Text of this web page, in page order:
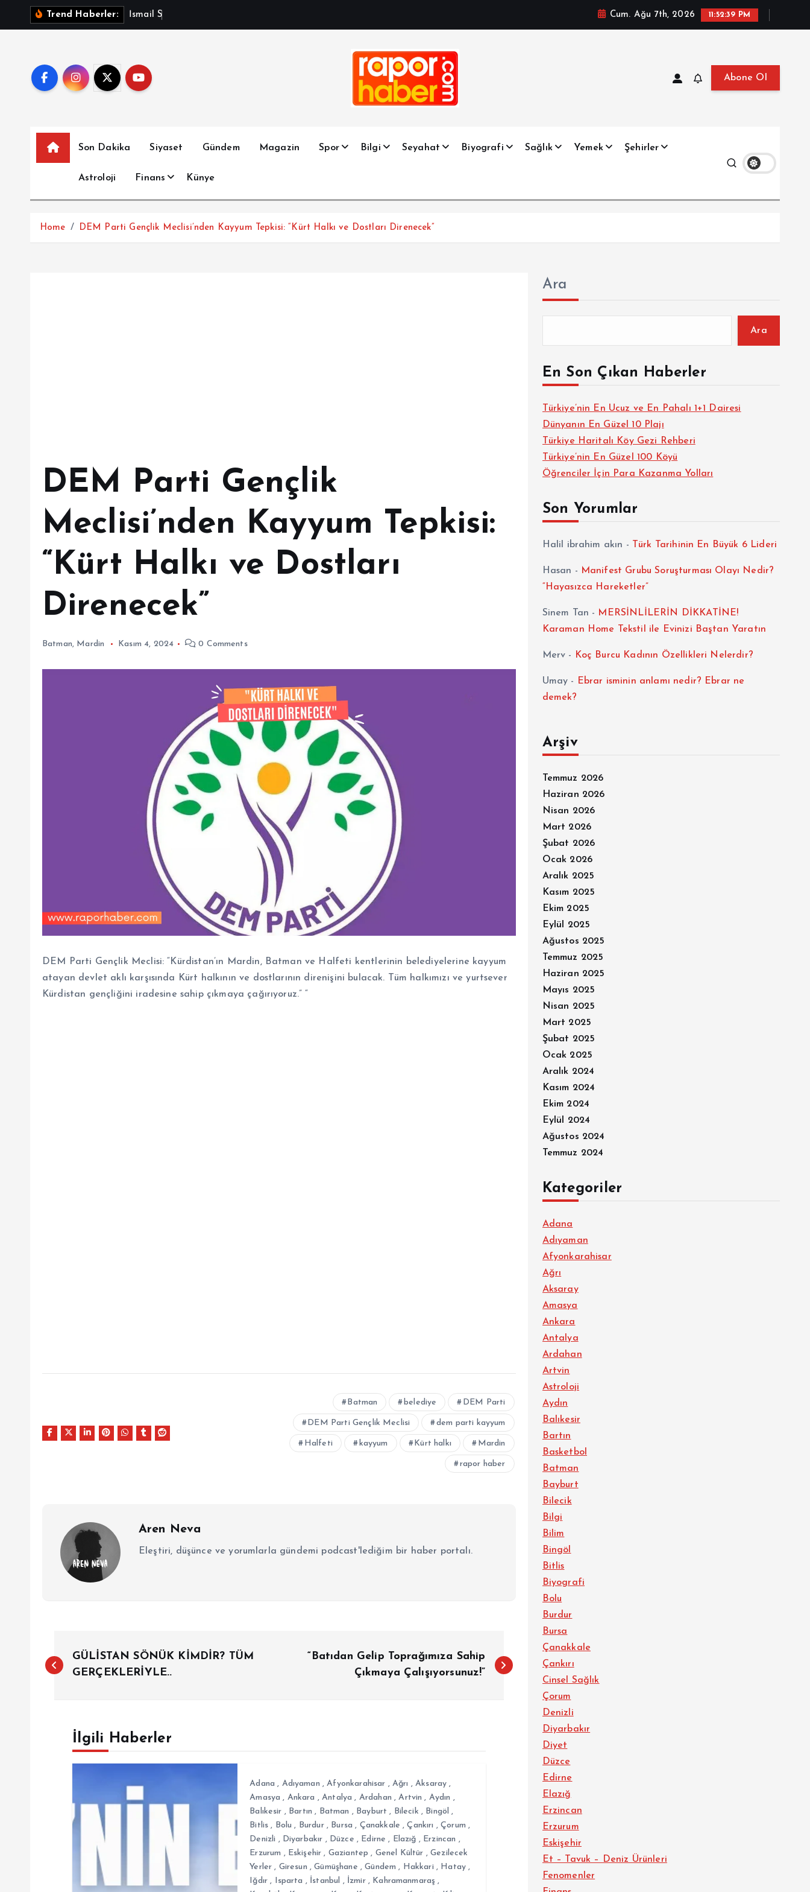
Trend Haberler: sma i S Cum. Ağu 7th, 2026 11:52:40 PM
Abone Ol
Son Dakika Siyaset Gündem Magazin Spor Bilgi Seyahat Biyografi Sağlık Yemek Şehirler
Astroloji Finans Künye
Home DEM Parti Gençlik Meclisi’nden Kayyum Tepkisi: “Kürt Halkı ve Dostları Direnecek”
DEM Parti Gençlik
Meclisi’nden Kayyum Tepkisi:
“Kürt Halkı ve Dostları
Direnecek”
Batman, Mardin Kasım 4, 2024 0 Comments
DEM Parti Gençlik Meclisi: “Kürdistan’ın Mardin, Batman ve Halfeti kentlerinin belediyelerine kayyum
atayan devlet aklı karşısında Kürt halkının ve dostlarının direnişini bulacak. Tüm halkımızı ve yurtsever
Kürdistan gençliğini iradesine sahip çıkmaya çağırıyoruz.” “
Batman belediye DEM Parti
DEM Parti Gençlik Meclisi dem parti kayyum
Halfeti kayyum Kürt halkı Mardin
rapor haber
Aren Neva
Eleştiri, düşünce ve yorumlarla gündemi podcast'lediğim bir haber portalı.
a
GÜLİSTAN SÖNÜK KİMDİR? TÜM
GERÇEKLERİYLE..
“Batıdan Gelip Toprağımıza Sahip
Çıkmaya Çalışıyorsunuz!”
İlgili Haberler
Adana , Adıyaman ,Afyonkarahisar ,Ağrı ,Aksaray ,
Amasya , Ankara ,Antalya , Ardahan ,Artvin , Aydın ,
Balıkesir , Bartın , Batman , Bayburt , Bilecik , Bingöl ,
Bitlis , Bolu , Burdur, Bursa , Çanakkale ,Çankırı ,Çorum ,
Denizli , Diyarbakır , Düzce , Edirne , Elazığ , Erzincan ,
Erzurum , Eskişehir , Gaziantep , Genel Kültür ,Gezilecek
Yerler , Giresun ,Gümüşhane ,Gündem , Hakkari , Hatay ,
Iğdır , Isparta , İstanbul , İzmir, Kahramanmaraş ,
Ara
Ara
En Son Çıkan Haberler
Türkiye’nin En Ucuz ve En Pahalı 1+1 Dairesi
Dünyanın En Güzel 10 Plajı
Türkiye Haritalı Köy Gezi Rehberi
Türkiye’nin En Güzel 100 Köyü
Öğrenciler İçin Para Kazanma Yolları
Son Yorumlar
Halil ibrahim akın - Türk Tarihinin En Büyük 6 Lideri
Hasan - Manifest Grubu Soruşturması Olayı Nedir?
“Hayasızca Hareketler”
Sinem Tan - MERSİNLİLERİN DİKKATİNE!
Karaman Home Tekstil ile Evinizi Baştan Yaratın
Merv - Koç Burcu Kadının Özellikleri Nelerdir?
Umay -
Ebrar isminin anlamı nedir? Ebrar ne
demek?
Arşiv
Temmuz 2026
Haziran 2026
Nisan 2026
Mart 2026
Şubat 2026
Ocak 2026
Aralık 2025
Kasım 2025
Ekim 2025
Eylül 2025
Ağustos 2025
Temmuz 2025
Haziran 2025
Mayıs 2025
Nisan 2025
Mart 2025
Şubat 2025
Ocak 2025
Aralık 2024
Kasım 2024
Ekim 2024
Eylül 2024
Ağustos 2024
Temmuz 2024
Kategoriler
Adana
Adıyaman
Afyonkarahisar
Ağrı
Aksaray
Amasya
Ankara
Antalya
Ardahan
Artvin
Astroloji
Aydın
Balıkesir
Bartın
Basketbol
Batman
Bayburt
Bilecik
Bilgi
Bilim
Bingöl
Bitlis
Biyografi
Bolu
Burdur
Bursa
Çanakkale
Çankırı
Cinsel Sağlık
Çorum
Denizli
Diyarbakır
Diyet
Düzce
Edirne
Elazığ
Erzincan
Erzurum
Eskişehir
Et – Tavuk – Deniz Ürünleri
Fenomenler